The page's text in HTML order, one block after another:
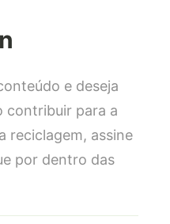
e deseja
contribuir para a
reciclagem, assine
por dentro das